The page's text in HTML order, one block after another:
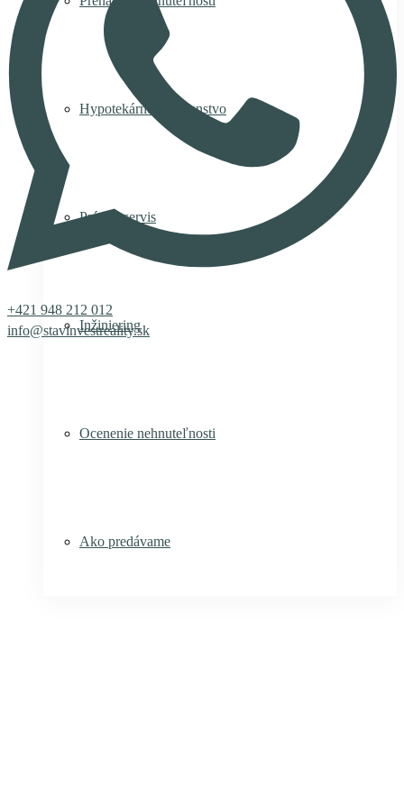
Hypotekárne poradenstvo
Právny servis
Inžiniering
Ocenenie nehnuteľnosti
Ako predávame
+421 948 212 012
info@stavinvestreality.sk